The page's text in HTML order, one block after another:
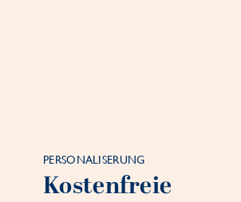
PERSONALISERUNG
Kostenfreie